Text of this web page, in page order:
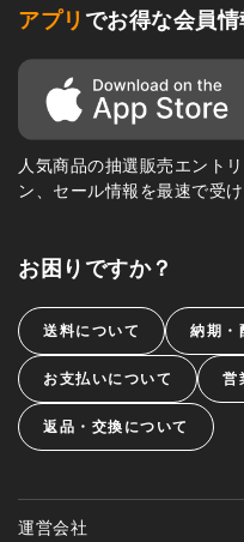
アプリ でお得な会員
人気商品の抽選販売エント
ン、セール情報を最速で受
お困りですか？
送料について 納期・
お支払いについて 営
返品・交換について
運営会社